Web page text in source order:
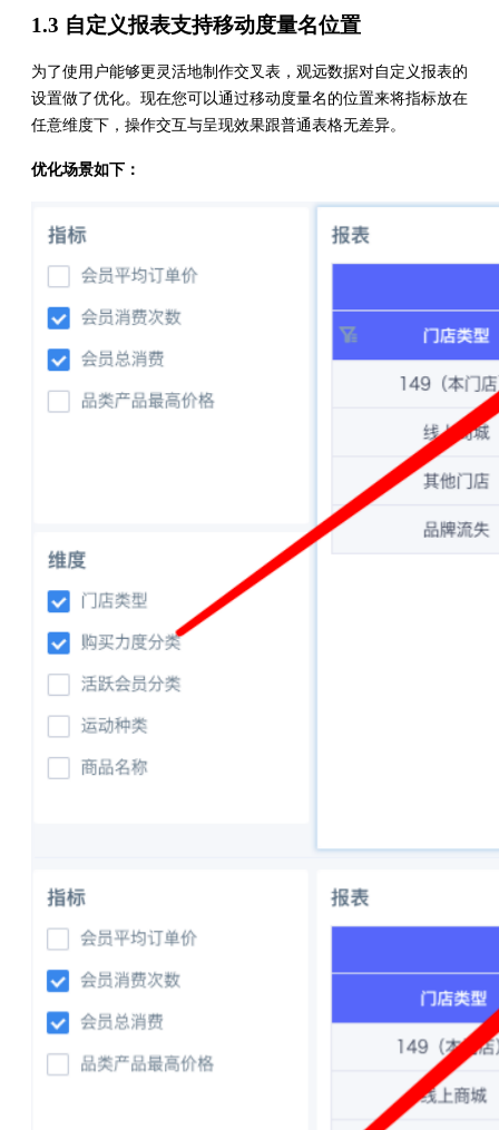
1.3 自定义报表支持移动度量名位置
为了使用户能够更灵活地制作交叉表，观远数据对自定义报表的
设置做了优化。现在您可以通过移动度量名的位置来将指标放在
任意维度下，操作交互与呈现效果跟普通表格无差异。
优化场景如下：